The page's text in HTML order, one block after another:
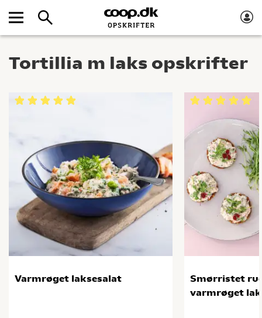
Tortillia m laks opskrifter
Varmrøget laksesalat
Smørristet
varmrøget